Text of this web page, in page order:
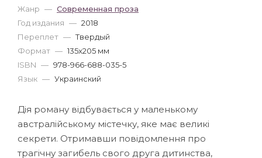
Жанр — Современная проза
Год издания — 2018
Переплет — Твердый
Формат — 135x205 мм
ISBN — 978-966-688-035-5
Язык — Украинский
Дія роману відбувається у маленькому
австралійському містечку, яке має великі
секрети. Отримавши повідомлення про
трагічну загибель свого друга дитинства,